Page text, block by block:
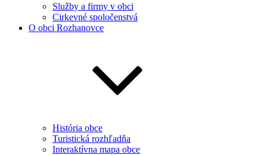
Služby a firmy v obci
Cirkevné spoločenstvá
O obci Rozhanovce
História obce
Turistická rozhľadňa
Interaktívna mapa obce